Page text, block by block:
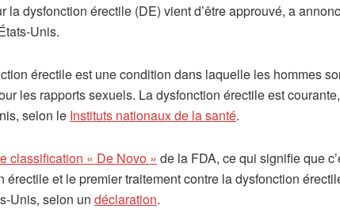
dysfonction érectile (DE) vient d’être approuvé, a
Unis.
érectile est une condition dans laquelle les hommes
les rapports sexuels. La dysfonction érectile est courante,
selon le Instituts nationaux de la santé.
classification « De Novo » de la FDA, ce qui signifie que
et le premier traitement contre la dysfonction
Unis, selon un déclaration.